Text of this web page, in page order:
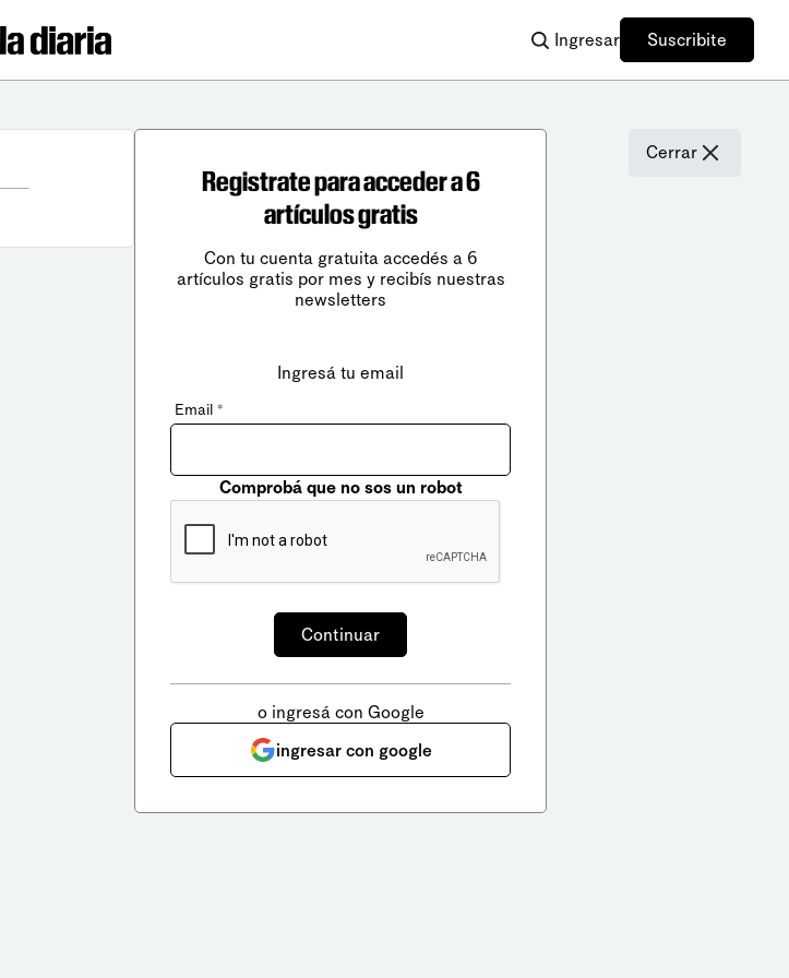
Ingresar Suscribite
Cerrar
Registrate para acceder a 6
artículos gratis
Con tu cuenta gratuita accedés a 6
artículos gratis por mes y recibís nuestras
newsletters
Ingresá tu email
Email *
Comprobá que no sos un robot
o ingresá con Google
ingresar con google